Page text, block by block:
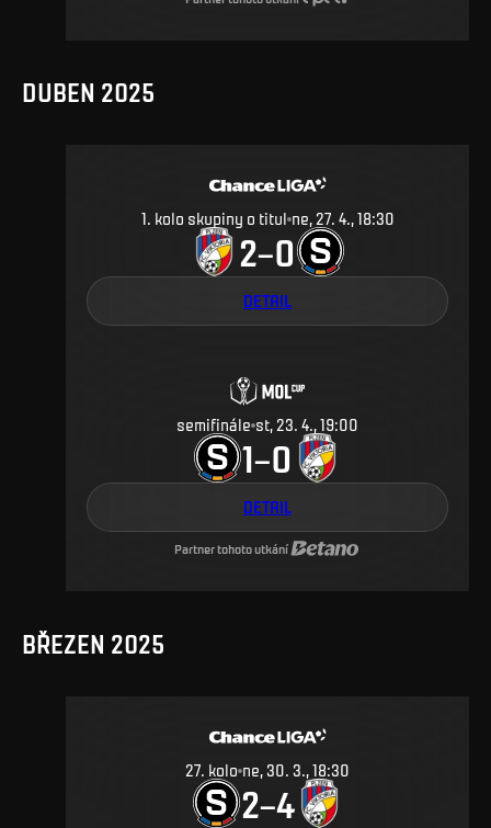
DUBEN 2025
1. kolo skupiny o titul ne, 27. 4., 18:30
2–0
DETAIL
semifinále st, 23. 4., 19:00
1–0
DETAIL
Partner tohoto utkání
BŘEZEN 2025
27. kolo ne, 30. 3., 18:30
2–4